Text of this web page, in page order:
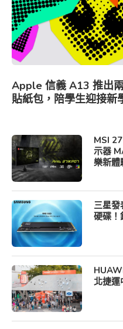
Apple 信義 A13 推出
貼紙包，陪學生迎接新
MSI
示器
樂新體
三星
硬碟！
北捷運